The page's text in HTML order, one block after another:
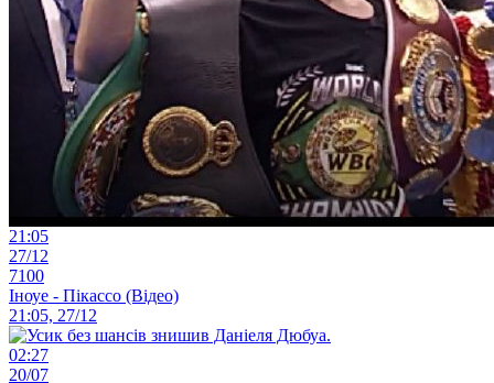
21:05
27/12
7100
Іноуе - Пікассо (Відео)
21:05, 27/12
02:27
20/07